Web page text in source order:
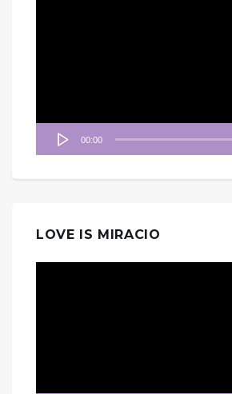
00:00
LOVE IS MIRACIO